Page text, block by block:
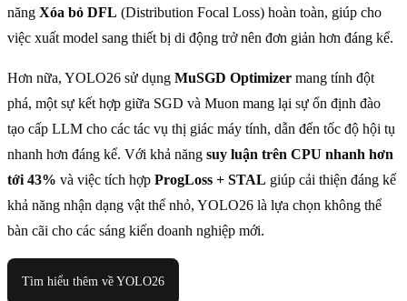
năng Xóa bỏ DFL (Distribution Focal Loss) hoàn toàn, giúp cho
việc xuất model sang thiết bị di động trở nên đơn giản hơn đáng kể.
Hơn nữa, YOLO26 sử dụng MuSGD Optimizer mang tính đột
phá, một sự kết hợp giữa SGD và Muon mang lại sự ổn định đào
tạo cấp LLM cho các tác vụ thị giác máy tính, dẫn đến tốc độ hội tụ
nhanh hơn đáng kể. Với khả năng suy luận trên CPU nhanh hơn
tới 43% và việc tích hợp ProgLoss + STAL giúp cải thiện đáng kể
khả năng nhận dạng vật thể nhỏ, YOLO26 là lựa chọn không thể
bàn cãi cho các sáng kiến doanh nghiệp mới.
Tìm hiểu thêm về YOLO26